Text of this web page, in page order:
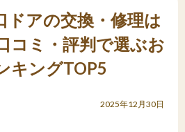
ドアの交換・修理は
コミ・評判で選ぶお
キングTOP5
2025年12月30日